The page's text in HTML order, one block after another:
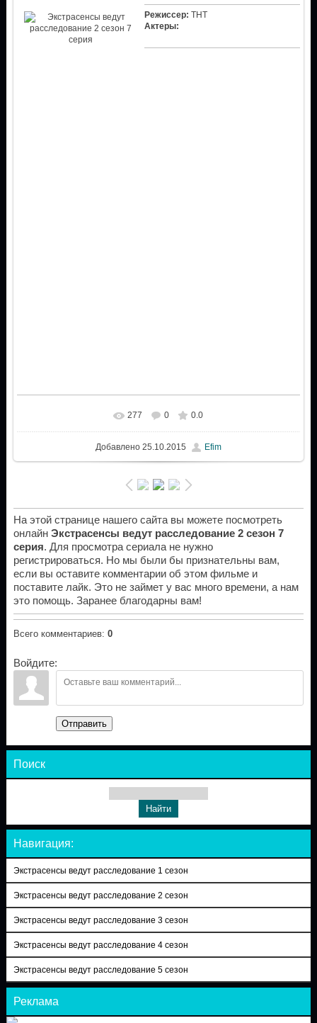
Режиссер: ТНТ
Актеры:
277 0 0.0
Добавлено25.10.2015 Efim
На этой странице нашего сайта вы можете посмотреть
онлайн Экстрасенсы ведут расследование 2 сезон 7
серия. Для просмотра сериала не нужно
регистрироваться. Но мы были бы признательны вам,
если вы оставите комментарии об этом фильме и
поставите лайк. Это не займет у вас много времени, а нам
это помощь. Заранее благодарны вам!
Всего комментариев: 0
Войдите:
Отправить
Поиск
Навигация:
Экстрасенсы ведут расследование 1 сезон
Экстрасенсы ведут расследование 2 сезон
Экстрасенсы ведут расследование 3 сезон
Экстрасенсы ведут расследование 4 сезон
Экстрасенсы ведут расследование 5 сезон
Реклама